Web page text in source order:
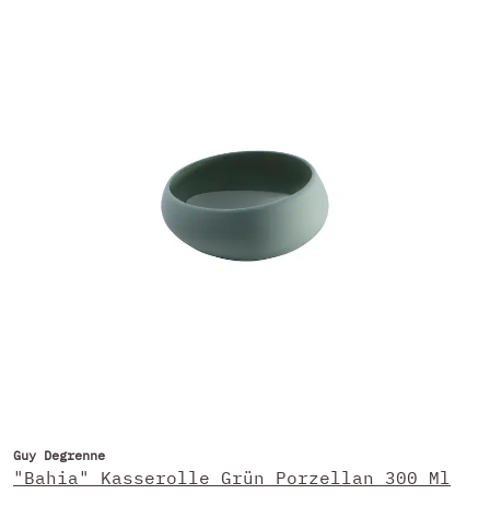
Guy Degrenne
"Bahia" Kasserolle Grün Porzellan 300 Ml